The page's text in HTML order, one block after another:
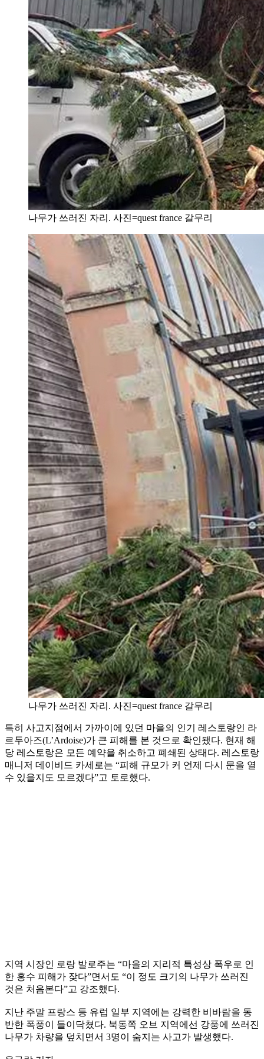
나무가 쓰러진 자리. 사진=quest france 갈무리
나무가 쓰러진 자리. 사진=quest france 갈무리
특히 사고지점에서 가까이에 있던 마을의 인기 레스토랑인 라
르두아즈(L’Ardoise)가 큰 피해를 본 것으로 확인됐다. 현재 해
당 레스토랑은 모든 예약을 취소하고 폐쇄된 상태다. 레스토랑
매니저 데이비드 카세로는 “피해 규모가 커 언제 다시 문을 열
수 있을지도 모르겠다”고 토로했다.
지역 시장인 로랑 발로주는 “마을의 지리적 특성상 폭우로 인
한 홍수 피해가 잦다”면서도 “이 정도 크기의 나무가 쓰러진
것은 처음본다”고 강조했다.
지난 주말 프랑스 등 유럽 일부 지역에는 강력한 비바람을 동
반한 폭풍이 들이닥쳤다. 북동쪽 오브 지역에선 강풍에 쓰러진
나무가 차량을 덮치면서 3명이 숨지는 사고가 발생했다.